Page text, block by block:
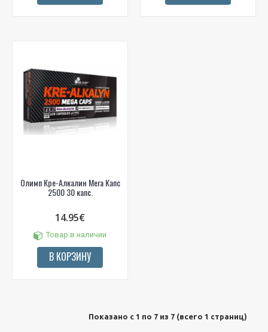
Олимп Кре-Алкалин Мега Капс
2500 30 капс.
14.95€
Товар в наличии
В КОРЗИНУ
Показано с 1 по 7 из 7 (всего 1 страниц)